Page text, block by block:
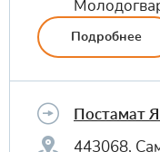
Подробнее
Постамат
443068,